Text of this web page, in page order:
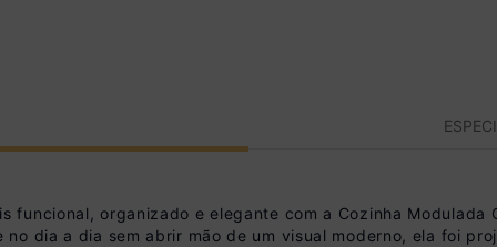
funcional, organizado e elegante com a Cozinha Modulada
dia a dia sem abrir mão de um visual moderno, ela foi